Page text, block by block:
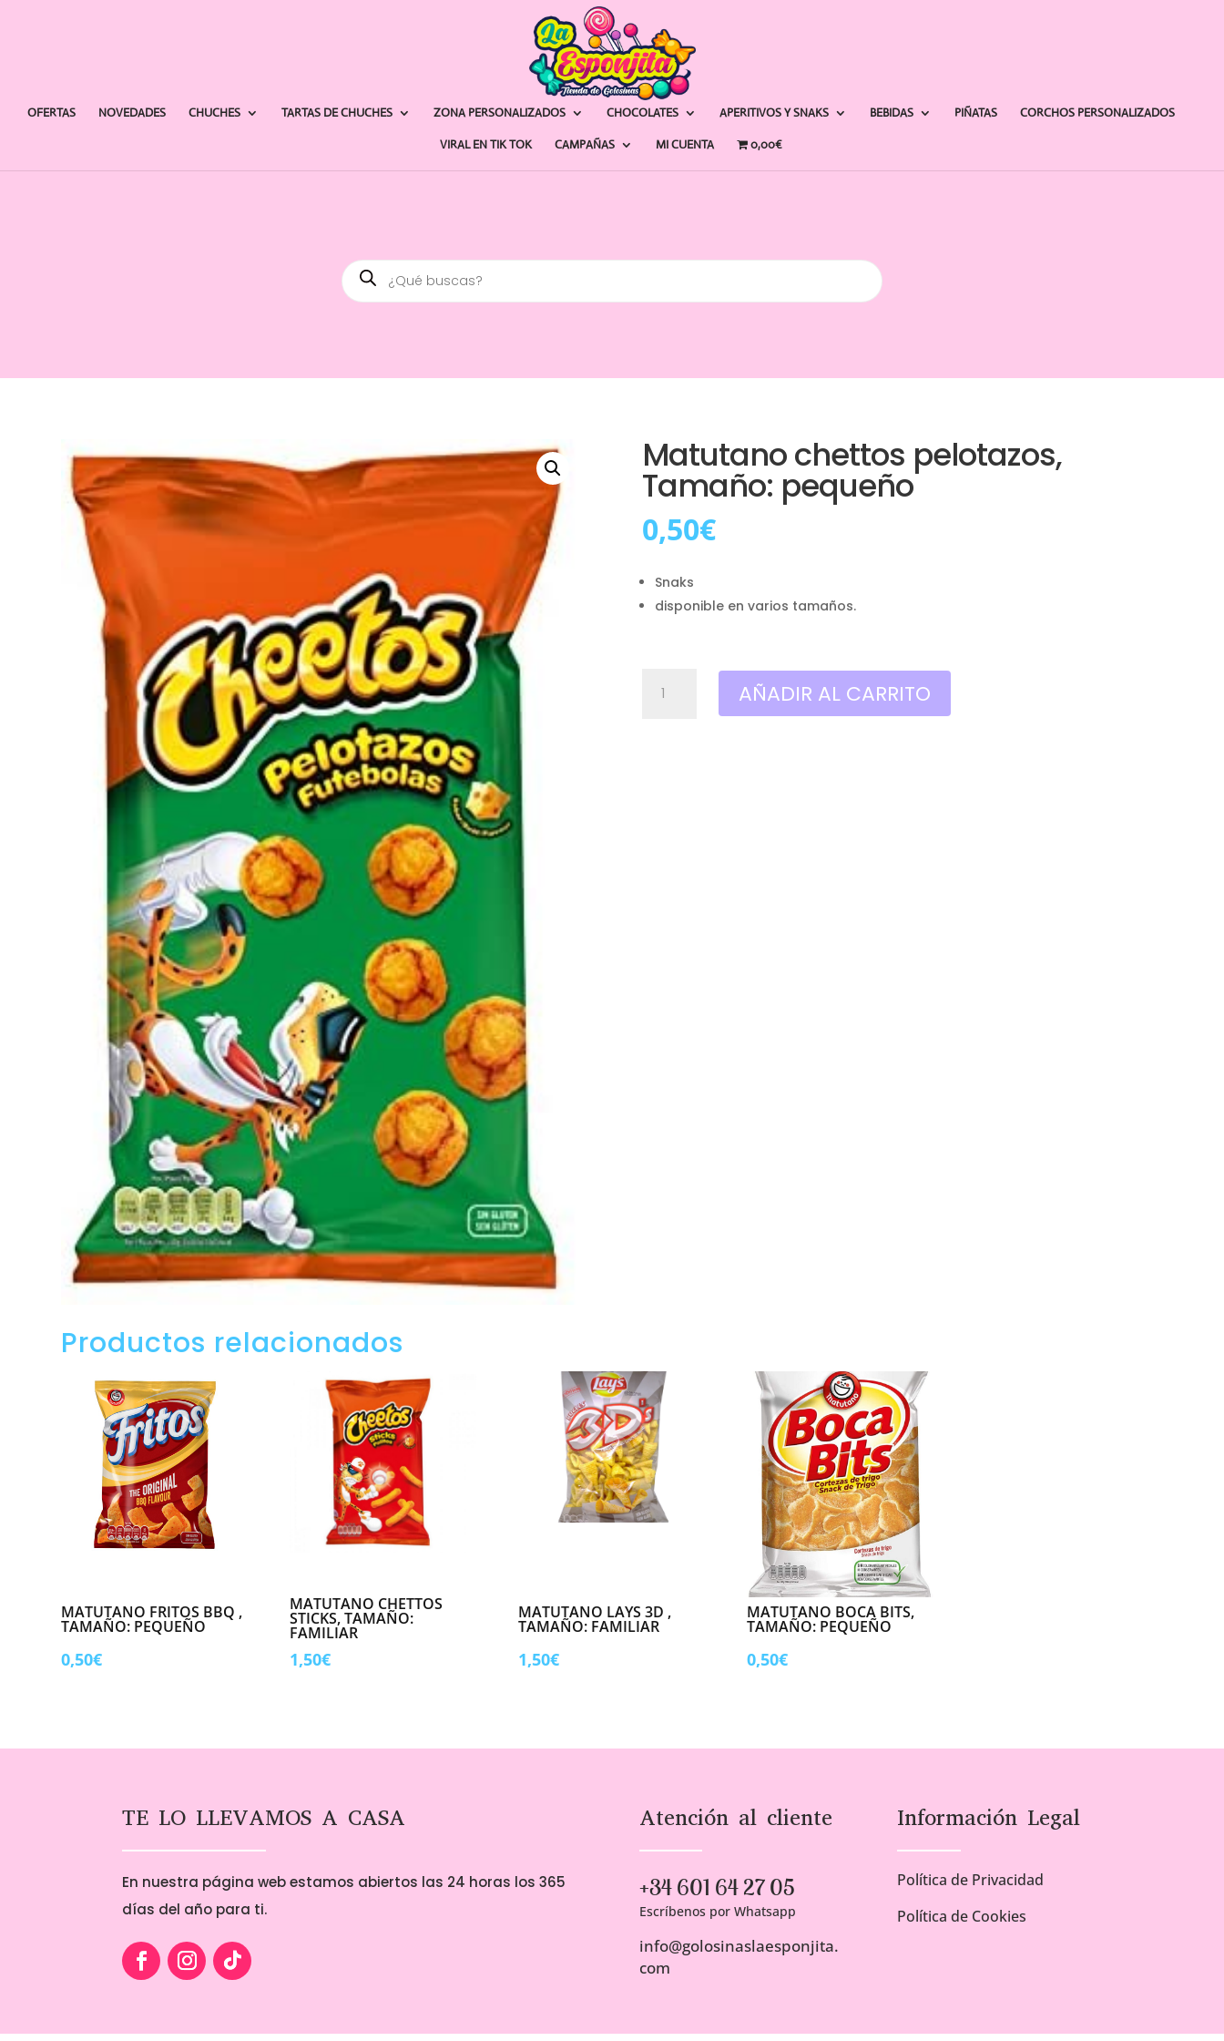
OFERTAS NOVEDADES CHUCHES TARTAS DE CHUCHES ZONA PERSONALIZADOS CHOCOLATES APERITIVOS Y SNAKS BEBIDAS PIÑATAS CORCHOS PERSONALIZADOS
VIRAL EN TIK TOK CAMPAÑAS MI CUENTA 0,00€
Búsqueda
de
productos
Matutano chettos pelotazos,
Tamaño: pequeño
0,50€
Snaks
disponible en varios tamaños.
chettos
AÑADIR AL CARRITO
Productos relacionados
MATUTANO FRITOS BBQ ,
TAMAÑO: PEQUEÑO
0,50€
MATUTANO CHETTOS
STICKS, TAMAÑO:
FAMILIAR
1,50€
MATUTANO LAYS 3D ,
TAMAÑO: FAMILIAR
1,50€
MATUTANO BOCA BITS,
TAMAÑO: PEQUEÑO
0,50€
TE LO LLEVAMOS A CASA
En nuestra página web estamos abiertos las 24 horas los 365
días del año para ti.
Atención al cliente
+34 601 64 27 05
Escríbenos por Whatsapp
info@golosinaslaesponjita.
com
Información Legal
Política de Privacidad
Política de Cookies